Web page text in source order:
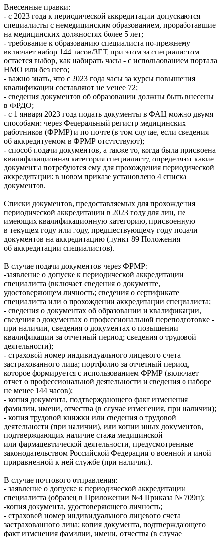
Внесенные правки:
- с 2023 года к периодической аккредитации допускаются
специалисты с немедицинским образованием, проработавшие
на медицинских должностях более 5 лет;
- требование к образованию специалиста по-прежнему
включает набор 144 часов/ЗЕТ, при этом за специалистом
остается выбор, как набирать часы - с использованием портала
НМО или без него;
- важно знать, что с 2023 года часы за курсы повышения
квалификации составляют не менее 72;
- сведения документов об образовании должны быть внесены
в ФРДО;
- с 1 января 2023 года подать документы в ФАЦ можно двумя
способами: через Федеральный регистр медицинских
работников (ФРМР) и по почте (в том случае, если сведения
об аккредитуемом в ФРМР отсутствуют);
- способ подачи документов, а также то, когда была присвоена
квалификационная категория специалисту, определяют какие
документы потребуются ему для прохождения периодической
аккредитации: в новом приказе установлено 4 списка
документов.
Списки документов, предоставляемых для прохождения
периодической аккредитации в 2023 году для лиц, не
имеющих квалификационную категорию, присвоенную
в текущем году или году, предшествующему году подачи
документов на аккредитацию (пункт 89 Положения
об аккредитации специалистов).
В случае подачи документов через ФРМР:
-заявление о допуске к периодической аккредитации
специалиста (включает сведения о документе,
удостоверяющем личность; сведения о сертификате
специалиста или о прохождении аккредитации специалиста;
- сведения о документах об образовании и квалификации,
сведения о документах о профессиональной переподготовке -
при наличии, сведения о документах о повышении
квалификации за отчетный период; сведения о трудовой
деятельности);
- страховой номер индивидуального лицевого счета
застрахованного лица; портфолио за отчетный период,
которое формируется с использованием ФРМР (включает
отчет о профессиональной деятельности и сведения о наборе
не менее 144 часов);
- копия документа, подтверждающего факт изменения
фамилии, имени, отчества (в случае изменения, при наличии);
- копия трудовой книжки или сведения о трудовой
деятельности (при наличии), или копии иных документов,
подтверждающих наличие стажа медицинской
или фармацевтической деятельности, предусмотренные
законодательством Российской Федерации о военной и иной
приравненной к ней службе (при наличии).
В случае почтового отправления:
- заявление о допуске к периодической аккредитации
специалиста (образец в Приложении №4 Приказа № 709н);
-копия документа, удостоверяющего личность;
- страховой номер индивидуального лицевого счета
застрахованного лица; копия документа, подтверждающего
факт изменения фамилии, имени, отчества (в случае